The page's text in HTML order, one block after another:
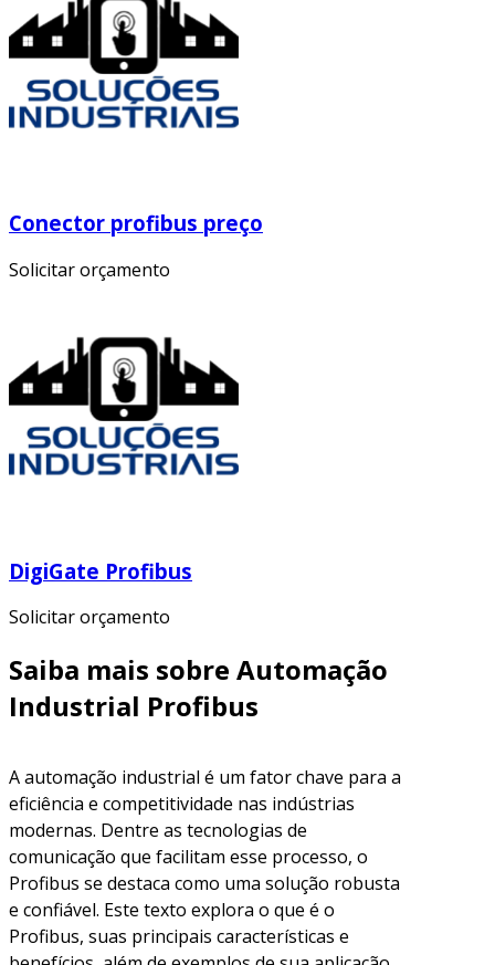
Conector profibus preço
Solicitar orçamento
DigiGate Profibus
Solicitar orçamento
Saiba mais sobre Automação
Industrial Profibus
A automação industrial é um fator chave para a
eficiência e competitividade nas indústrias
modernas. Dentre as tecnologias de
comunicação que facilitam esse processo, o
Profibus se destaca como uma solução robusta
e confiável. Este texto explora o que é o
Profibus, suas principais características e